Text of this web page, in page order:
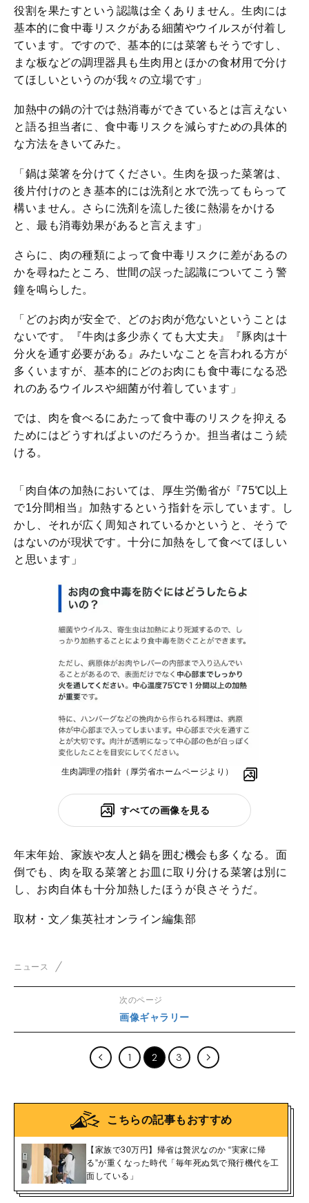
役割を果たすという認識は全くありません。生肉には
基本的に食中毒リスクがある細菌やウイルスが付着し
ています。ですので、基本的には菜箸もそうですし、
まな板などの調理器具も生肉用とほかの食材用で分け
てほしいというのが我々の立場です」
加熱中の鍋の汁では熱消毒ができているとは言えない
と語る担当者に、食中毒リスクを減らすための具体的
な方法をきいてみた。
「鍋は菜箸を分けてください。生肉を扱った菜箸は、
後片付けのとき基本的には洗剤と水で洗ってもらって
構いません。さらに洗剤を流した後に熱湯をかける
と、最も消毒効果があると言えます」
さらに、肉の種類によって食中毒リスクに差があるの
かを尋ねたところ、世間の誤った認識についてこう警
鐘を鳴らした。
「どのお肉が安全で、どのお肉が危ないということは
ないです。『牛肉は多少赤くても大丈夫』『豚肉は十
分火を通す必要がある』みたいなことを言われる方が
多くいますが、基本的にどのお肉にも食中毒になる恐
れのあるウイルスや細菌が付着しています」
では、肉を食べるにあたって食中毒のリスクを抑える
ためにはどうすればよいのだろうか。担当者はこう続
ける。
「肉自体の加熱においては、厚生労働省が『75℃以上
で1分間相当』加熱するという指針を示しています。し
かし、それが広く周知されているかというと、そうで
はないのが現状です。十分に加熱をして食べてほしい
と思います」
生肉調理の指針（厚労省ホームページより）
すべての画像を見る
年末年始、家族や友人と鍋を囲む機会も多くなる。面
倒でも、肉を取る菜箸とお皿に取り分ける菜箸は別に
し、お肉自体も十分加熱したほうが良さそうだ。
取材・文／集英社オンライン編集部
ニュース
次のページ
画像ギャラリー
1 2 3
こちらの記事もおすすめ
【家族で30万円】帰省は贅沢なのか “実家に帰
る”が重くなった時代「毎年死ぬ気で飛行機代を工
面している」